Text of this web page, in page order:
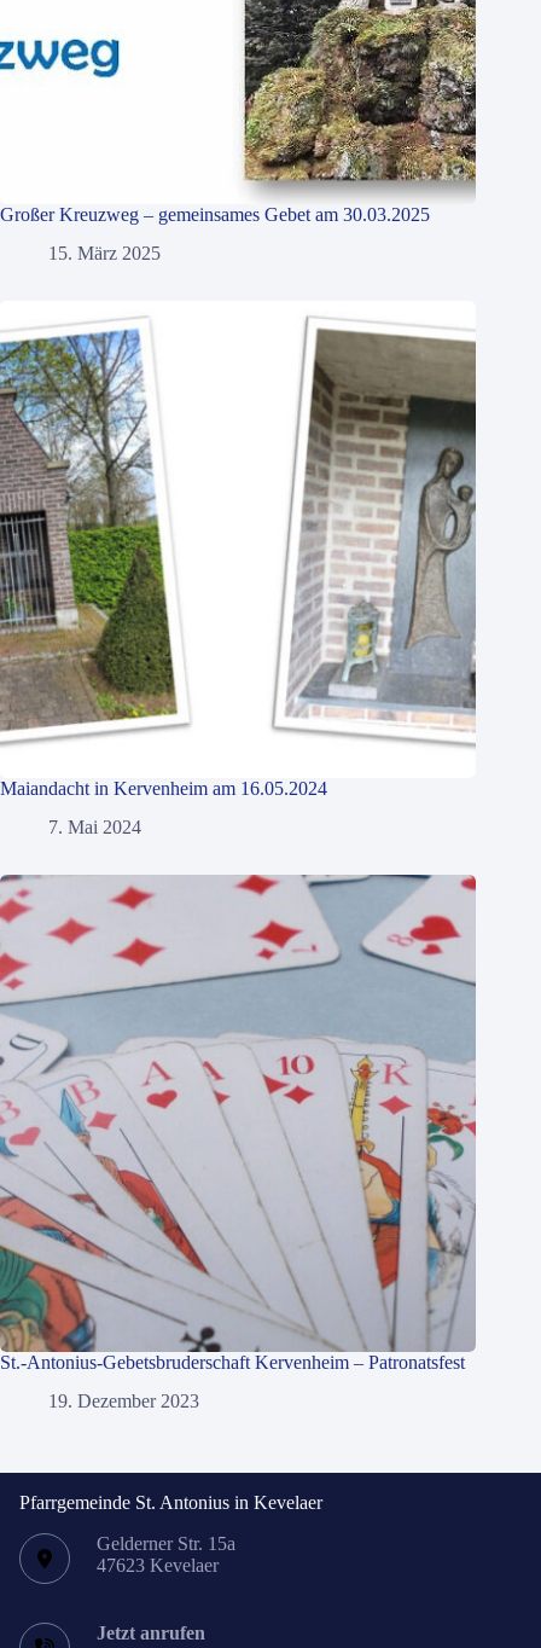
Großer Kreuzweg – gemeinsames Gebet am 30.03.2025
15. März 2025
Maiandacht in Kervenheim am 16.05.2024
7. Mai 2024
St.-Antonius-Gebetsbruderschaft Kervenheim – Patronatsfest
19. Dezember 2023
Pfarrgemeinde St. Antonius in Kevelaer
Gelderner Str. 15a
47623 Kevelaer
Jetzt anrufen